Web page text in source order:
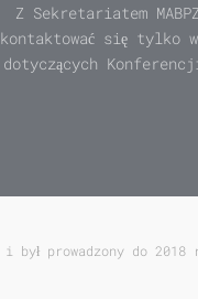
Z Sekretariatem MABPZ
się tylko
dotyczących
prowadzony do 2018